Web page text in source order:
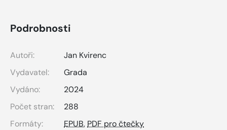
Podrobnosti
Autoři:
Jan Kvirenc
Vydavatel:
Grada
Vydáno:
2024
Počet stran:
288
Formáty:
EPUB, PDF pro čtečky